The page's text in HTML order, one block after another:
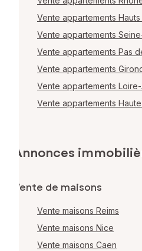
Vente appartements
Vente appartements
Vente appartements Pas
Vente appartements
Vente appartements
Vente appartements
Annonces
Vente de maisons
Vente maisons Reims
Vente maisons Nice
Vente maisons Caen